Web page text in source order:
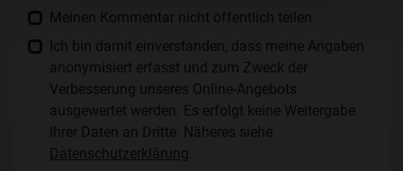
Meinen Kommentar nicht öffentlich teilen.
Ich bin damit einverstanden, dass meine Angaben
anonymisiert erfasst und zum Zweck der
Verbesserung unseres Online-Angebots
ausgewertet werden. Es erfolgt keine Weitergabe
Ihrer Daten an Dritte. Näheres siehe
Datenschutzerklärung